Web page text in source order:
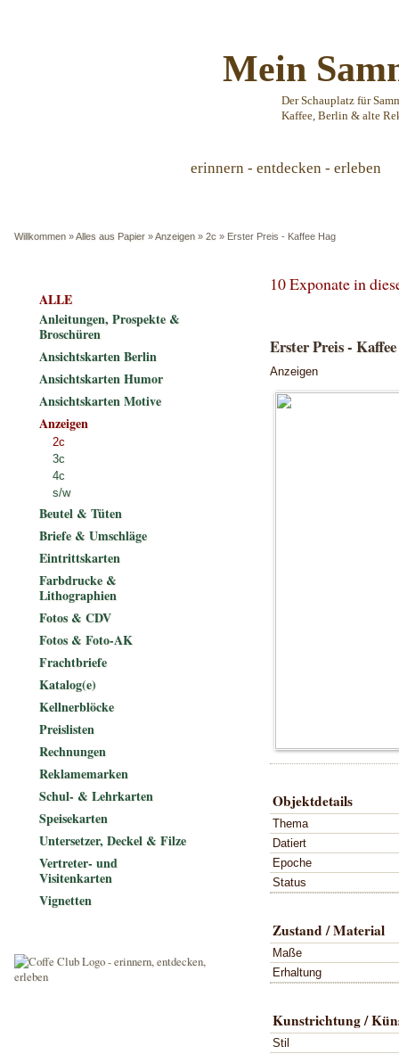
Mein
Der Schauplatz für
Kaffee, Berlin & alte
erinnern - entdecken - erleben
Willkommen »Alles aus Papier »Anzeigen » 2c » Erster Preis - Kaffee Hag
10 Exponate in
Erster Preis -
Anzeigen
Objektdetails
Thema
Datiert
Epoche
Status
Zustand / Material
Maße
Erhaltung
Kunstrichtung /
Stil
ALLE
Anleitungen, Prospekte &
Broschüren
Ansichtskarten Berlin
Ansichtskarten Humor
Ansichtskarten Motive
Anzeigen
2c
3c
4c
s/w
Beutel & Tüten
Briefe & Umschläge
Eintrittskarten
Farbdrucke &
Lithographien
Fotos & CDV
Fotos & Foto-AK
Frachtbriefe
Katalog(e)
Kellnerblöcke
Preislisten
Rechnungen
Reklamemarken
Schul- & Lehrkarten
Speisekarten
Untersetzer, Deckel & Filze
Vertreter- und
Visitenkarten
Vignetten